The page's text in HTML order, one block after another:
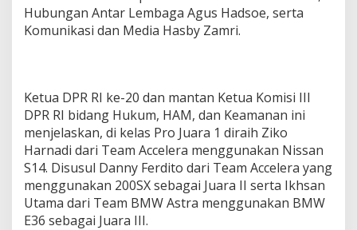
Hubungan Antar Lembaga Agus Hadsoe, serta
Komunikasi dan Media Hasby Zamri.
Ketua DPR RI ke-20 dan mantan Ketua Komisi III
DPR RI bidang Hukum, HAM, dan Keamanan ini
menjelaskan, di kelas Pro Juara 1 diraih Ziko
Harnadi dari Team Accelera menggunakan Nissan
S14. Disusul Danny Ferdito dari Team Accelera yang
menggunakan 200SX sebagai Juara II serta Ikhsan
Utama dari Team BMW Astra menggunakan BMW
E36 sebagai Juara III.